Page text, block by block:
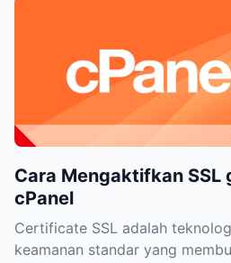
Cara Mengaktifkan SSL
cPanel
Certificate SSL adalah
keamanan standar yang